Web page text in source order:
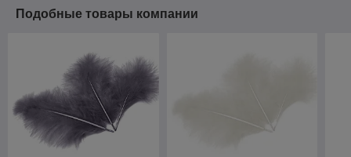
Подобные товары компании